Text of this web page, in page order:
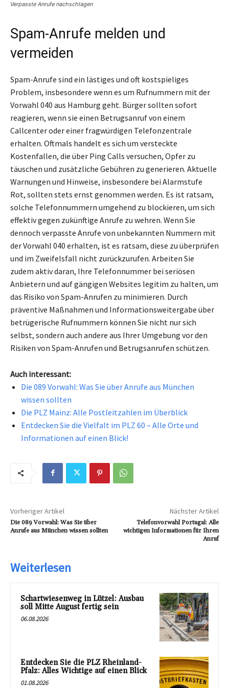
Verpasste Anrufe nachschlagen
Spam-Anrufe melden und
vermeiden
Spam-Anrufe sind ein lästiges und oft kostspieliges
Problem, insbesondere wenn es um Rufnummern mit der
Vorwahl 040 aus Hamburg geht. Bürger sollten sofort
reagieren, wenn sie einen Betrugsanruf von einem
Callcenter oder einer fragwürdigen Telefonzentrale
erhalten. Oftmals handelt es sich um versteckte
Kostenfallen, die über Ping Calls versuchen, Opfer zu
täuschen und zusätzliche Gebühren zu generieren. Aktuelle
Warnungen und Hinweise, insbesondere bei Alarmstufe
Rot, sollten stets ernst genommen werden. Es ist ratsam,
solche Telefonnummern umgehend zu blockieren, um sich
effektiv gegen zukünftige Anrufe zu wehren. Wenn Sie
dennoch verpasste Anrufe von unbekannten Nummern mit
der Vorwahl 040 erhalten, ist es ratsam, diese zu überprüfen
und im Zweifelsfall nicht zurückzurufen. Arbeiten Sie
zudem aktiv daran, Ihre Telefonnummer bei seriösen
Anbietern und auf gängigen Websites legitim zu halten, um
das Risiko von Spam-Anrufen zu minimieren. Durch
präventive Maßnahmen und Informationsweitergabe über
betrügerische Rufnummern können Sie nicht nur sich
selbst, sondern auch andere aus Ihrer Umgebung vor den
Risiken von Spam-Anrufen und Betrugsanrufen schützen.
Auch interessant:
Die 089 Vorwahl: Was Sie über Anrufe aus München
wissen sollten
Die PLZ Mainz: Alle Postleitzahlen im Überblick
Entdecken Sie die Vielfalt im PLZ 60 – Alle Orte und
Informationen auf einen Blick!
Vorheriger Artikel
Die 089 Vorwahl: Was Sie über
Anrufe aus München wissen sollten
Nächster Artikel
Telefonvorwahl Portugal: Alle
wichtigen Informationen für Ihren
Anruf
Weiterlesen
Schartwiesenweg in Lützel: Ausbau
soll Mitte August fertig sein
06.08.2026
Entdecken Sie die PLZ Rheinland-
Pfalz: Alles Wichtige auf einen Blick
01.08.2026